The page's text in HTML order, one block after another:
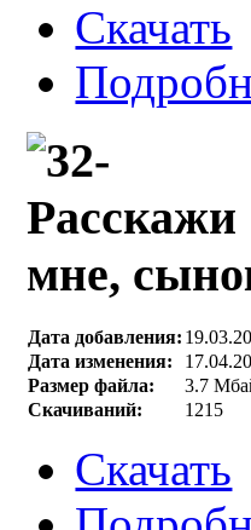
Скачать
Дата добавления:
Дата изменения:
Размер файла:
3.7
Скачиваний:
1215
Скачать